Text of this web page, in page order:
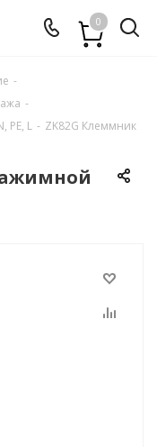
0
-
-
PE, L - ZK82G Клеммник